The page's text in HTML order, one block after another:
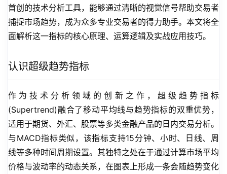
首创的技术分析工具，能够通过清晰的视觉信号帮助交易者
捕捉市场趋势，成为众多专业交易者的得力助手。本文将全
面解析这一指标的核心原理、运算逻辑及实战应用技巧。
认识超级趋势指标
作为技术分析领域的创新之作，超级趋势指标
(Supertrend)融合了移动平均线与趋势指标的双重优势，
适用于期货、外汇、股票等多类金融产品的日内交易分析。
与MACD指标类似，该指标支持15分钟、小时、日线、周
线等多种时间周期设置。其独特之处在于通过计算市场平均
价格与波动率的动态关系，在图表上形成一条会随趋势变化